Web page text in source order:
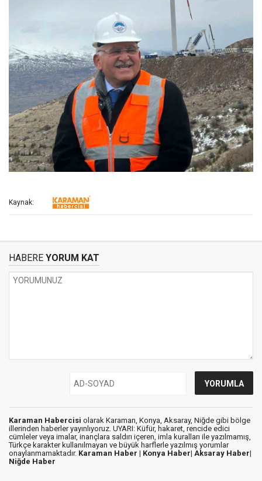
Kaynak:
HABERE YORUM KAT
Karaman Habercisi olarak Karaman, Konya, Aksaray, Niğde gibi bölge
illerinden haberler yayınlıyoruz. UYARI: Küfür, hakaret, rencide edici
cümleler veya imalar, inançlara saldırı içeren, imla kuralları ile yazılmamış,
Türkçe karakter kullanılmayan ve büyük harflerle yazılmış yorumlar
onaylanmamaktadır. Karaman Haber | Konya Haber| Aksaray Haber|
Niğde Haber